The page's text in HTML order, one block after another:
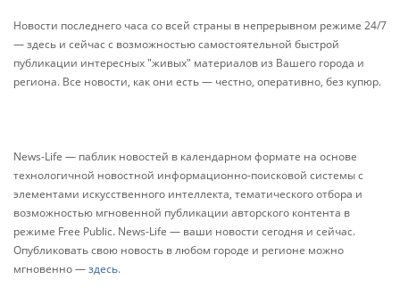
Новости последнего часа со всей страны в непрерывном режиме 24/7
— здесь и сейчас с возможностью самостоятельной быстрой
публикации интересных "живых" материалов из Вашего города и
региона. Все новости, как они есть — честно, оперативно, без купюр.
News-Life — паблик новостей в календарном формате на основе
технологичной новостной информационно-поисковой системы с
элементами искусственного интеллекта, тематического отбора и
возможностью мгновенной публикации авторского контента в
режиме Free Public. News-Life — ваши новости сегодня и сейчас.
Опубликовать свою новость в любом городе и регионе можно
мгновенно —здесь.